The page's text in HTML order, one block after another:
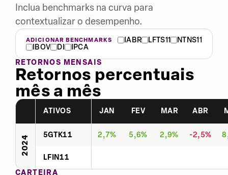
Inclua benchmarks na curva para
contextualizar o desempenho.
ADICIONAR BENCHMARKS IABR LFTS11
NTNS11
IBOV
DI
IPCA
RETORNOS MENSAIS
Retornos percentuais
mês a mês
ATIVOS JAN FEV MAR ABR
2024 5GTK11 2,7% 5,6% 2,9% -2,5%
LFIN11
CARTEIRA